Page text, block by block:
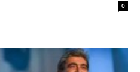
0